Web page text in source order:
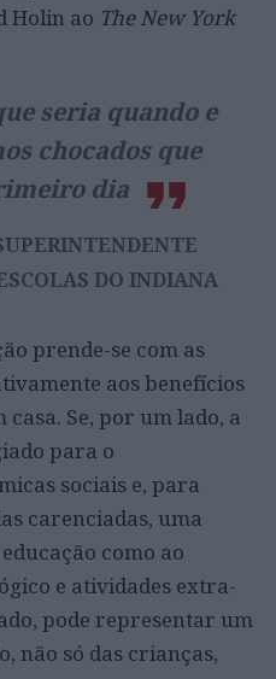
Holin ao The New York
seria quando e
chocados que
dia
DO INDIANA
prende-se com as
aos benefícios
Se, por um lado, a
para o
sociais e, para
carenciadas, uma
como ao
e atividades extra-
pode representar um
não só das crianças,